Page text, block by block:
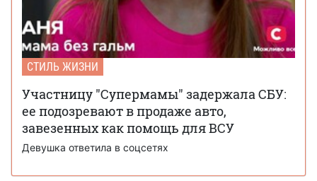
СТИЛЬ ЖИЗНИ
Участницу "Супермамы" задержала СБУ:
ее подозревают в продаже авто,
завезенных как помощь для ВСУ
Девушка ответила в соцсетях